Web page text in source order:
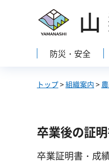
山梨県
防災・安全
トップ>組織案内 >
卒業後の証
卒業証明書・成